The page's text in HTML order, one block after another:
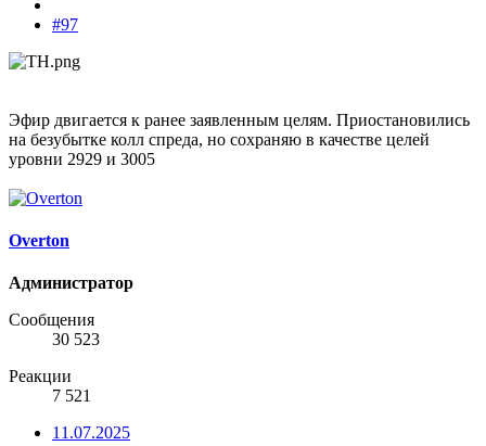
#97
Эфир двигается к ранее заявленным целям. Приостановились
на безубытке колл спреда, но сохраняю в качестве целей
уровни 2929 и 3005
Overton
Администратор
Сообщения
30 523
Реакции
7 521
11.07.2025